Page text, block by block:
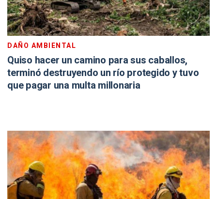
DAÑO AMBIENTAL
Quiso hacer un camino para sus caballos,
terminó destruyendo un río protegido y tuvo
que pagar una multa millonaria